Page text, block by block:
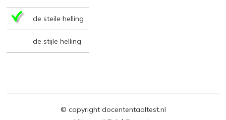
de steile helling
de stijle helling
© copyright docententaaltest.nl